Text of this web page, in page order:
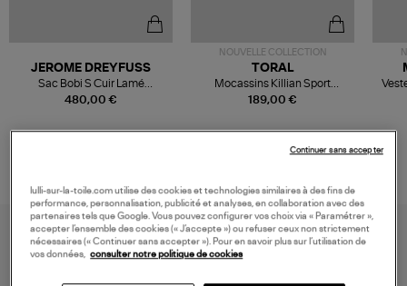
480,00 €
JEROME DREYFUSS
Sac Bobi S Cuir Lamé
Champagne
NOUVELLE COLLECTION
189,00 €
TORAL
Mocassins Killian Sport
Mousse
lulli-sur-la-toile.com utilise des cookies et technologies similaires à des fins de
performance, personnalisation, publicité et analyses, en collaboration avec des
partenaires tels que Google. Vous pouvez configurer vos choix via « Paramétrer »,
accepter l’ensemble des cookies (« J’accepte ») ou refuser ceux non strictement
nécessaires (« Continuer sans accepter »). Pour en savoir plus sur l’utilisation de
vos données, consulter notre politique de cookies
Continuer sans accepter